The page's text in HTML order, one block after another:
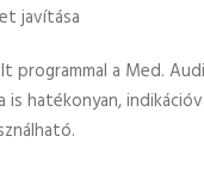
javítása
programmal a Med.
is hatékonyan,